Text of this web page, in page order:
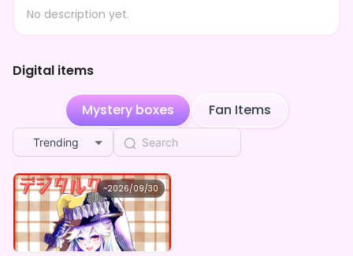
No description yet.
Digital items
Mystery boxes Fan Items
Trending
~2026/09/30
黒斬ダリア
黒斬ダリア ×Vガスト開店！
Lowest price
¥1,100 Purchase Here
lucapurchased the
BOX